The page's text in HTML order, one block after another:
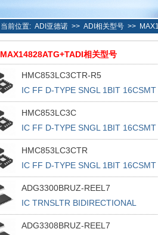
当前位置: ADI亚德诺>> ADI相关型号>>
MAX14828ATG+TADI相关型号
HMC853LC3CTR-R5
IC FF D-TYPE SNGL 1BIT 16CSMT
HMC853LC3C
IC FF D-TYPE SNGL 1BIT 16CSMT
HMC853LC3CTR
IC FF D-TYPE SNGL 1BIT 16CSMT
ADG3300BRUZ-REEL7
IC TRNSLTR BIDIRECTIONAL
20TSSOP
ADG3308BRUZ-REEL7